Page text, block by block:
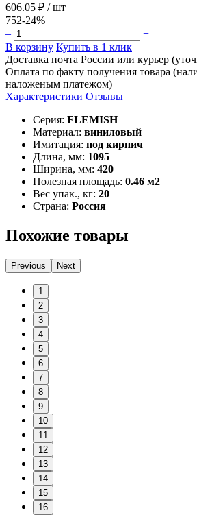
606.05 ₽ / шт
752-24%
–
+
В корзину Купить в 1 клик
Доставка почта России или курьер
Оплата по факту получения товара
наложеным платежом)
Характеристики Отзывы
Серия: FLEMISH
Материал: виниловый
Имитация: под кирпич
Длина, мм: 1095
Ширина, мм: 420
Полезная площадь: 0.46 м2
Вес упак., кг: 20
Страна: Россия
Похожие товары
Previous Next
1
2
3
4
5
6
7
8
9
10
11
12
13
14
15
16